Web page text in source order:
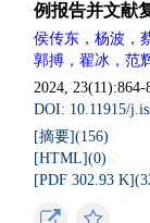
例报告并文献
侯传东，杨波，
郭搏，翟冰，范
2024, 23(11):864-
DOI: 10.11915/
[摘要](156)
[HTML](0)
[PDF 302.93 K](